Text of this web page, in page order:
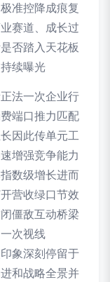
准控降成痕复
赛道、成长过
否踏入天花板
续曝光
法一次企业行
端口推力匹配
因此传单元工
增强竞争能力
数级增长进而
营收绿口节效
僵敌互动桥梁
次视线
象深刻停留于
和战略全景并